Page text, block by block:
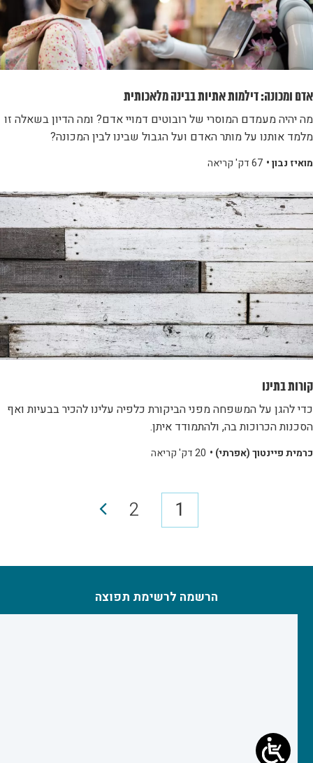
אדם ומכונה: דילמות אתיות בבינה מלאכותית
מואיז נבון • 67 דק' קריאה
מה יהיה מעמדם המוסרי של רובוטים דמויי אדם? ומה הדיון בשאלה זו
מלמד אותנו על מותר האדם ועל הגבול שבינו לבין המכונה?
קורות בתינו
כרמית פיינטוך (אפרתי) • 20 דק' קריאה
כדי להגן על המשפחה מפני הביקורת כלפיה עלינו להכיר בבעיות ואף
הסכנות הכרוכות בה, ולהתמודד איתן.
1
2
הרשמה לרשימת תפוצה